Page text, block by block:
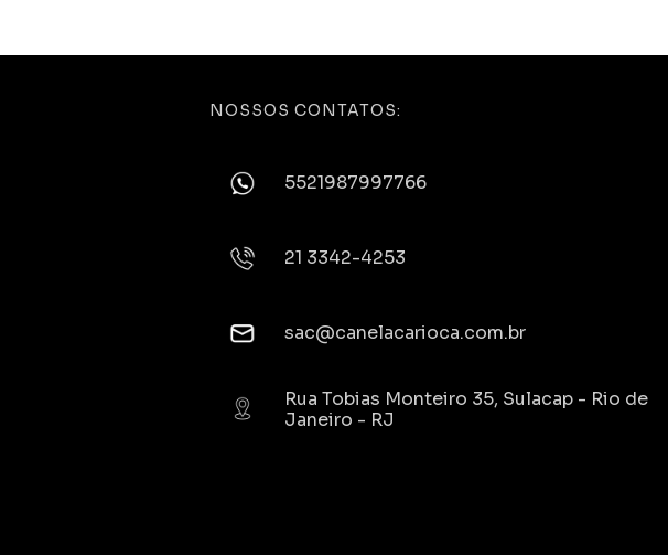
NOSSOS CONTATOS:
5521987997766
21 3342-4253
sac@canelacarioca.com.br
Rua Tobias Monteiro 35, Sulacap - Rio de
Janeiro - RJ